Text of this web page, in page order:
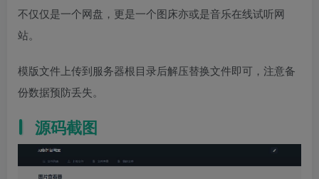
不仅仅是一个网盘，更是一个图床亦或是音乐在线试听网
站。
模版文件上传到服务器根目录后解压替换文件即可，注意备
份数据预防丢失。
源码截图